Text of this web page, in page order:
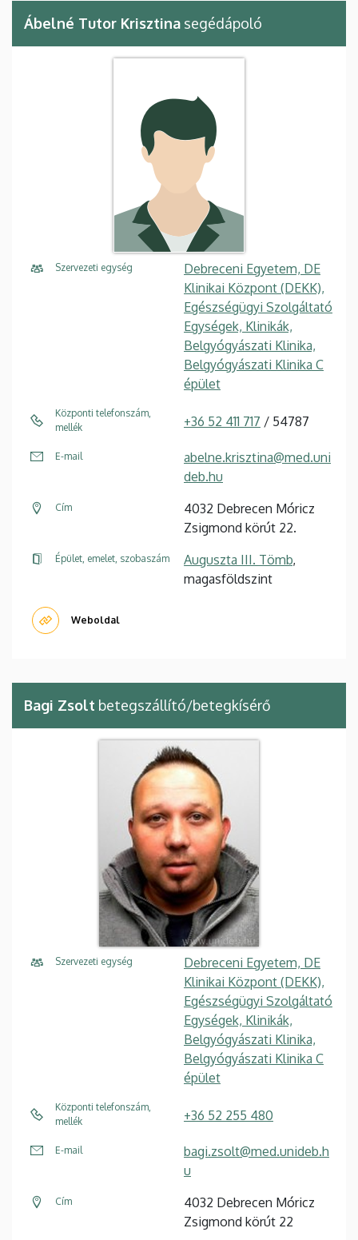
Ábelné Tutor Krisztina segédápoló
Szervezeti egység
Debreceni Egyetem, DE
Klinikai Központ (DEKK),
Egészségügyi Szolgáltató
Egységek, Klinikák,
Belgyógyászati Klinika,
Belgyógyászati Klinika C
épület
Központi telefonszám,
mellék
+36 52 411 717 / 54787
E-mail
abelne.krisztina@med.uni
deb.hu
Cím
4032 Debrecen Móricz
Zsigmond körút 22.
Épület, emelet, szobaszám Auguszta III. Tömb,
magasföldszint
Weboldal
Bagi Zsolt betegszállító/betegkísérő
Szervezeti egység
Debreceni Egyetem, DE
Klinikai Központ (DEKK),
Egészségügyi Szolgáltató
Egységek, Klinikák,
Belgyógyászati Klinika,
Belgyógyászati Klinika C
épület
Központi telefonszám,
mellék
+36 52 255 480
E-mail
bagi.zsolt@med.unideb.h
u
Cím
4032 Debrecen Móricz
Zsigmond körút 22